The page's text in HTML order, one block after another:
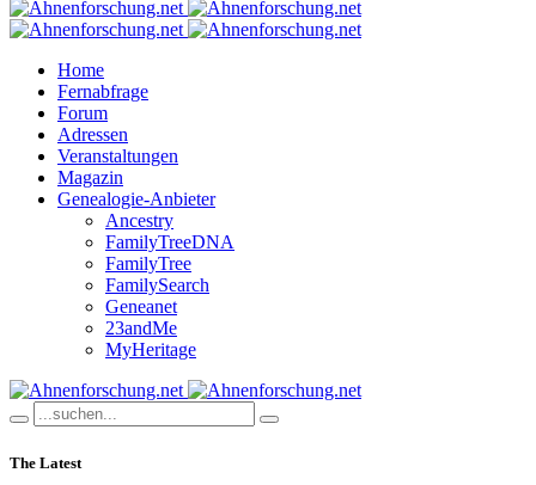
Home
Fernabfrage
Forum
Adressen
Veranstaltungen
Magazin
Genealogie-Anbieter
Ancestry
FamilyTreeDNA
FamilyTree
FamilySearch
Geneanet
23andMe
MyHeritage
The Latest